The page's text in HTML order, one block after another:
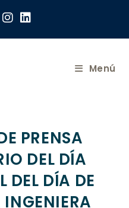
Menú
PRENSA
DEL DÍA
DEL DÍA DE
INGENIERA